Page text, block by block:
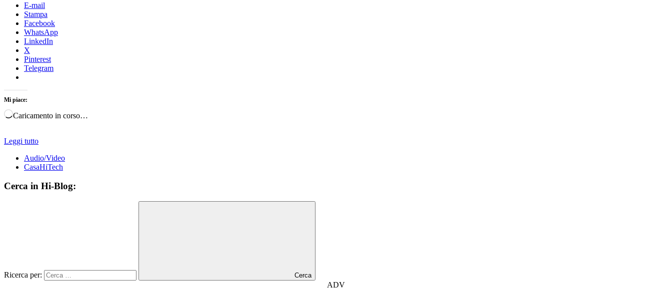
E-mail
Stampa
Facebook
WhatsApp
LinkedIn
X
Pinterest
Telegram
Mi piace:
Caricamento in corso…
Leggi tutto
Audio/Video
CasaHiTech
Cerca in Hi-Blog:
Ricerca per: Cerca
ADV